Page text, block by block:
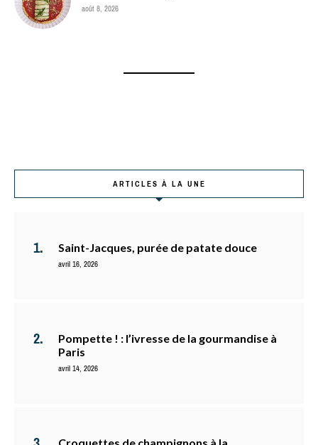
août 8, 2026
ARTICLES À LA UNE
Saint-Jacques, purée de patate douce
avril 16, 2026
Pompette ! : l’ivresse de la gourmandise à
Paris
avril 14, 2026